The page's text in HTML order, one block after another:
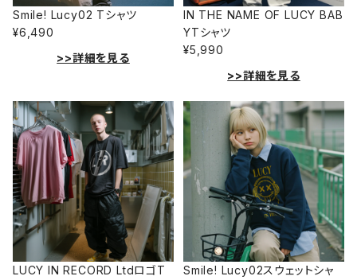
Smile! Lucy02 Tシャツ
¥6,490
>>詳細を見る
IN THE NAME OF LUCY BAB
YTシャツ
¥5,990
>>詳細を見る
LUCY IN RECORD LtdロゴT
Smile! Lucy02スウェットシャ